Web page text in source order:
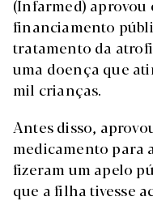
(Infarmed) aprovou
financiamento
tratamento da
uma doença que
mil crianças.
Antes disso,
medicamento para
fizeram um apelo
que a filha tivesse